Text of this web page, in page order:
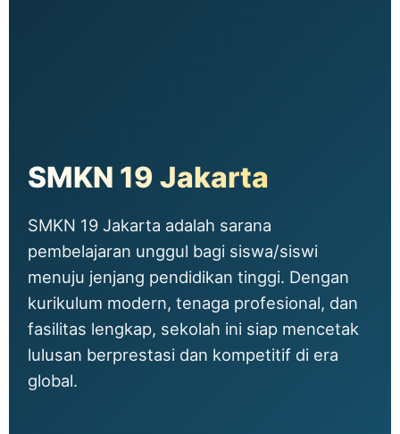
SMKN 19 Jakarta
SMKN 19 Jakarta adalah sarana
pembelajaran unggul bagi siswa/siswi
menuju jenjang pendidikan tinggi. Dengan
kurikulum modern, tenaga profesional, dan
fasilitas lengkap, sekolah ini siap mencetak
lulusan berprestasi dan kompetitif di era
global.